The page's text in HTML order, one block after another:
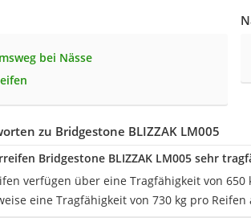
bei Nässe
zu Bridgestone BLIZZAK LM005
Bridgestone BLIZZAK LM005 sehr
verfügen über eine Tragfähigkeit von
eine Tragfähigkeit von 730 kg pro Reifen